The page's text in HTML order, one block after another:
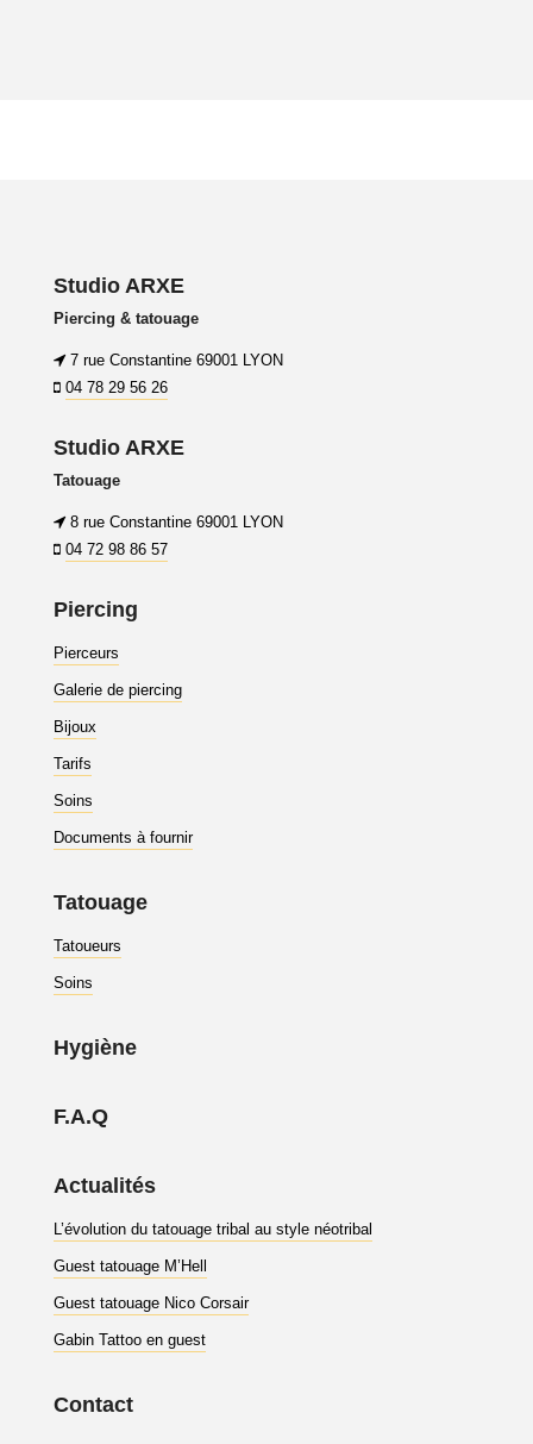
Studio ARXE
Piercing & tatouage
7 rue Constantine 69001 LYON
04 78 29 56 26
Studio ARXE
Tatouage
8 rue Constantine 69001 LYON
04 72 98 86 57
Piercing
Pierceurs
Galerie de piercing
Bijoux
Tarifs
Soins
Documents à fournir
Tatouage
Tatoueurs
Soins
Hygiène
F.A.Q
Actualités
L’évolution du tatouage tribal au style néotribal
Guest tatouage M’Hell
Guest tatouage Nico Corsair
Gabin Tattoo en guest
Contact